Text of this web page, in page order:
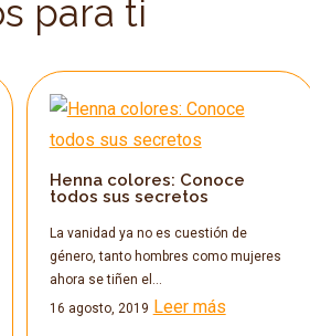
para ti
Henna colores: Conoce
todos sus secretos
La vanidad ya no es cuestión de
género, tanto hombres como mujeres
ahora se tiñen el…
16 agosto, 2019 Leer más